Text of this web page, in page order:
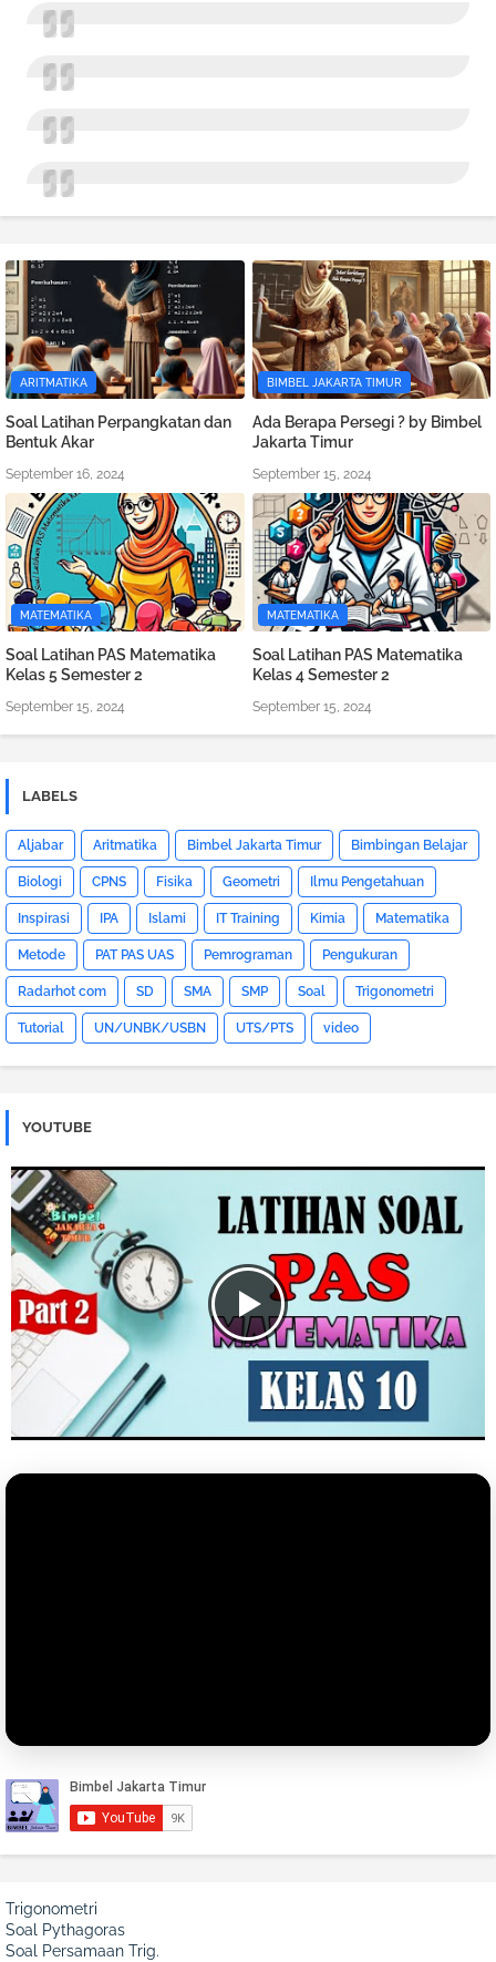
ARITMATIKA
Soal Latihan Perpangkatan dan
Bentuk Akar
September 16, 2024
BIMBEL JAKARTA TIMUR
Ada Berapa Persegi ? by Bimbel
Jakarta Timur
September 15, 2024
MATEMATIKA
Soal Latihan PAS Matematika
Kelas 5 Semester 2
September 15, 2024
MATEMATIKA
Soal Latihan PAS Matematika
Kelas 4 Semester 2
September 15, 2024
LABELS
Aljabar Aritmatika Bimbel Jakarta Timur Bimbingan Belajar
Biologi CPNS Fisika Geometri Ilmu Pengetahuan
Inspirasi IPA Islami IT Training Kimia Matematika
Metode PAT PAS UAS Pemrograman Pengukuran
Radarhot com SD SMA SMP Soal Trigonometri
Tutorial UN/UNBK/USBN UTS/PTS video
YOUTUBE
Trigonometri
Soal Pythagoras
Soal Persamaan Trig.